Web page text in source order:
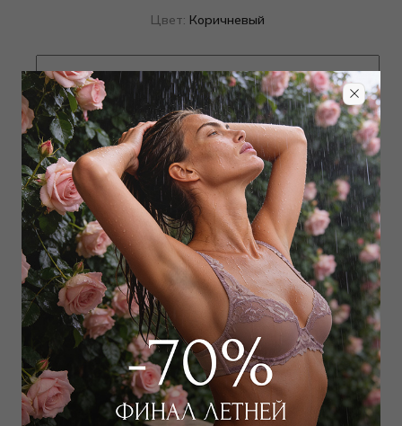
Цвет: Коричневый
Определить размер
Наличие в магазинах
ТОВАР РАСПРОДАН
Добавить в избранное
Забронировать в магазине
Вам может подойти